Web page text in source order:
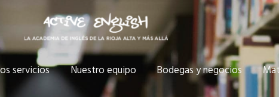
servicios Nuestro equipo Bodegas y negocios